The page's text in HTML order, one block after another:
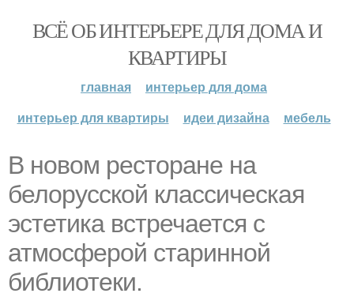
ВСЁ ОБ ИНТЕРЬЕРЕ ДЛЯ ДОМА И
КВАРТИРЫ
главная
интерьер для дома
интерьер для квартиры
идеи дизайна мебель
В новом ресторане на
белорусской классическая
эстетика встречается с
атмосферой старинной
библиотеки.